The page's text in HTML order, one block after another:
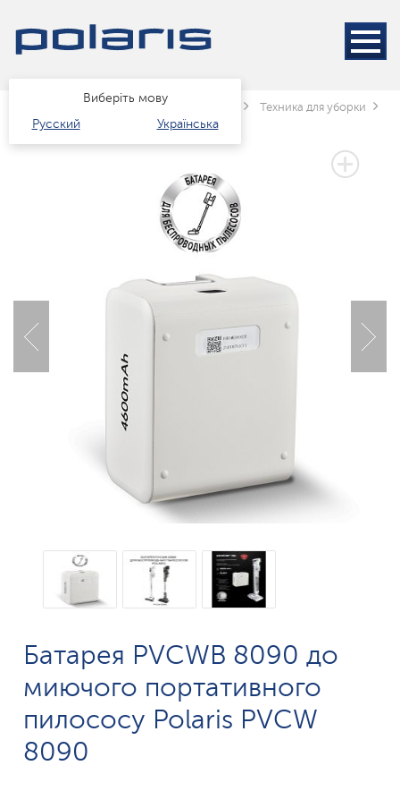
Виберіть мову
Русский
Українська
Каталог Техніка для дому Техника для уборки
Батарея PVCWB 8090 до
миючого портативного
пилососу Polaris PVCW
8090